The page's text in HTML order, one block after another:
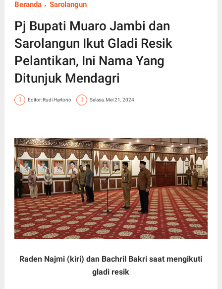
Beranda Sarolangun
Pj Bupati Muaro Jambi dan
Sarolangun Ikut Gladi Resik
Pelantikan, Ini Nama Yang
Ditunjuk Mendagri
Editor: Rudi Hartono Selasa, Mei 21, 2024
Raden Najmi (kiri) dan Bachril Bakri saat mengikuti
gladi resik